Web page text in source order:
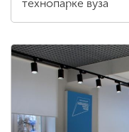
технопарке вуза